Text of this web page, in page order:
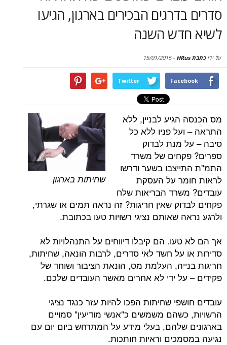
הבכירים בארגון, הגיעו
השנה
-
15/01/2015
Twitter
שחיתות בארגון
לבניין, ללא
פניו ללא כל
מנת לבדוק
של משרד
בשער ודרשו
על העסקת
הבריאות שלח
שאין חריגות? זה נראה תמים או שגרתי,
שאותם נציגי רשויות טעו בכתובת.
הם קיבלו דיווחים על התנהלויות לא
על חשד לאי סדרים, לרבות הונאה, שחיתות,
העלמת מס, הונאת הציבור ושוחד של
ידי לא אחרים מאשר העובדים שלכם.
שחיתות הפכו להיות עזר כנגד נציגי
משמשים כ"אנשי מודיעין" סמויים
שלהם, בעלי מידע על המתרחש ביום יום עם
וראיות חותכות.